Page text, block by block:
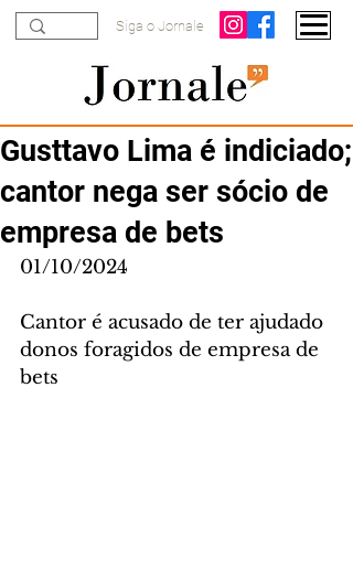
Siga o Jornale
Gusttavo Lima é indiciado;
cantor nega ser sócio de
empresa de bets
01/10/2024
Cantor é acusado de ter ajudado
donos foragidos de empresa de
bets